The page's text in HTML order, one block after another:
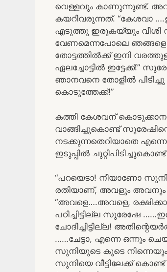
വെള്ളവും കാണുന്നുണ്ട്.
കയറിവരുന്നത്. “കേശവാ
എടുത്തു ഇരുകയ്യും വീശി
വേണമെന്നപോലെ ഞങ്ങളെ
തോട്ടത്തിൽക്ക് ഇനി
ഏലച്ചോട്ടിൽ ഇട്ടേക്ക്!”
ഞാനവനെ തോളിൽ
കൊടുത്തേക്ക്!”
കത്തി കേശവന്
വാങ്ങിച്ചുകൊണ്ട്
നടക്കുന്നതെറിയാതെ
ഇടുപ്പിൽ
“പറയെടാ! നീയാണോ
രതിയാണ്, അവളും അവനും
“അവളെ….അവളെ,
പഠിച്ചിട്ടില്ല സുരേഷേ
ചോദിച്ചിട്ടില്ല!
……ചേട്ടാ, എന്നെ ഒന്നും
സുനിയുടെ കൂടെ നിന്നെയും
സുനിയെ വീട്ടിലേക്ക്